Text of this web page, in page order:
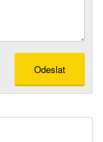
Odeslat